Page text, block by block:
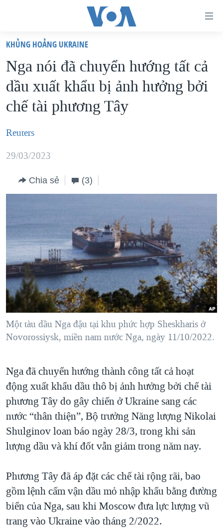
truy
cập
Tới
nội
chính
điều
hướng
chính
"Tìm"
VIỆT NAM
HOA KỲ
BIỂN ĐÔNG
THẾ GIỚI
DIỄN ĐÀN
MỤC
NGƯỜI VIỆT HẢI NGOẠI
ĐỜI SỐNG
KINH TẾ
KHOA HỌC
SỨC KHOẺ
VĂN HOÁ
THỂ THAO
CHUYÊN ĐỀ
CHIẾN TRANH THƯƠNG MẠI CỦA MỸ: QUÁ KHỨ VÀ HIỆN
TẠI
HÀNH TRÌNH BẦU CỬ 2024
MỘT NĂM CHIẾN TRANH TẠI DẢI GAZA
GIẢI MÃ VÀNH ĐAI & CON ĐƯỜNG
NGÀY TỊ NẠN THẾ GIỚI
GROUND ZERO – XƯA VÀ NAY
CÁC GIÁ TRỊ CỘNG HÒA Ở VIỆT NAM
THƯỢNG ĐỈNH TRUMP-KIM TẠI VIỆT NAM
TRỊNH VĨNH BÌNH VS. CHÍNH PHỦ VIỆT NAM
NGƯ DÂN VIỆT VÀ LÀN SÓNG TRỘM HẢI SÂM
BÊN KIA QUỐC LỘ: TIẾNG VỌNG TỪ NÔNG THÔN MỸ
VIDEO
NGHE
MẠNG XÃ HỘI
Ngôn ngữ khác
KHỦNG HOẢNG UKRAINE
Nga nói đã chuyển hướng tất cả
dầu xuất khẩu bị ảnh hưởng bởi
chế tài phương Tây
Reuters
29/03/2023
Chia sẻ (3)
Một tàu dầu Nga đậu tại khu phức hợp Sheskharis ở
Novorossiysk, miền nam nước Nga, ngày 11/10/2022.
Nga đã chuyển hướng thành công tất cả hoạt
động xuất khẩu dầu thô bị ảnh hưởng bởi chế tài
phương Tây do gây chiến ở Ukraine sang các
nước “thân thiện”, Bộ trưởng Năng lượng Nikolai
Shulginov loan báo ngày 28/3, trong khi sản
lượng dầu và khí đốt vẫn giảm trong năm nay.
Phương Tây đã áp đặt các chế tài rộng rãi, bao
gồm lệnh cấm vận dầu mỏ nhập khẩu bằng đường
biển của Nga, sau khi Moscow đưa lực lượng vũ
trang vào Ukraine vào tháng 2/2022.